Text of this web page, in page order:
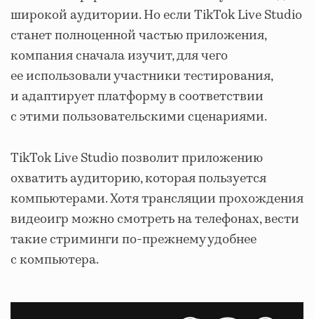
широкой аудитории. Но если TikTok Live Studio
станет полноценной частью приложения,
компания сначала изучит, для чего
ее использовали участники тестирования,
и адаптирует платформу в соответствии
с этими пользовательскими сценариями.
TikTok Live Studio позволит приложению
охватить аудиторию, которая пользуется
компьютерами. Хотя трансляции прохождения
видеоигр можно смотреть на телефонах, вести
такие стриминги по-прежнему удобнее
с компьютера.